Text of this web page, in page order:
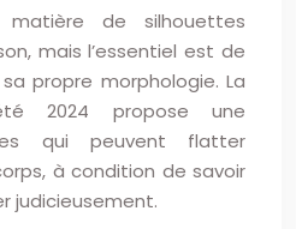
de silhouettes
mais l’essentiel est de
propre morphologie. La
2024 propose une
qui peuvent flatter
à condition de savoir
judicieusement.